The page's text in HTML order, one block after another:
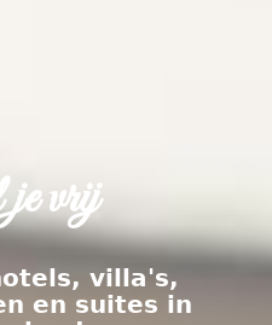
vrij
villa's,
en suites in